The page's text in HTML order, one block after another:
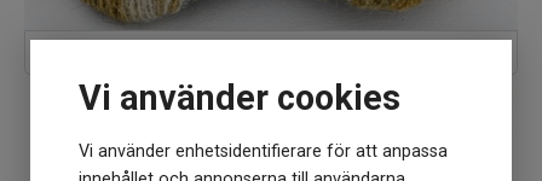
Vi använder cookies
Vi använder enhetsidentifierare för att anpassa